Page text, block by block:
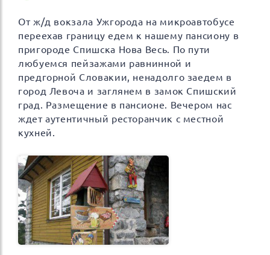
От ж/д вокзала Ужгорода на микроавтобусе
переехав границу едем к нашему пансиону в
пригороде Спишска Нова Весь. По пути
любуемся пейзажами равнинной и
предгорной Словакии, ненадолго заедем в
город Левоча и заглянем в замок Спишский
град. Размещение в пансионе. Вечером нас
ждет аутентичный ресторанчик с местной
кухней.